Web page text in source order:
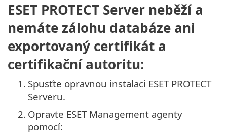
ESET PROTECT Server neběží a
nemáte zálohu databáze ani
exportovaný certifikát a
certifikační autoritu:
1. Spusťte opravnou instalaci ESET PROTECT
Serveru.
2. Opravte ESET Management agenty
pomocí: